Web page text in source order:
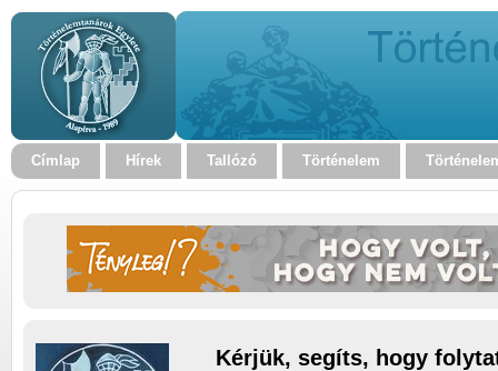
Címlap Hírek Tallózó Történelem
Kérjük, segíts, hogy